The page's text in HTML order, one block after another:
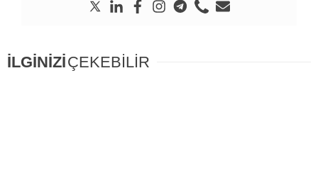
İLGİNİZİÇEKEBİLİR